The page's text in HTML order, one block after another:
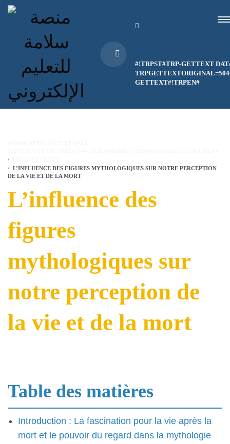
#!TRPST#TRP-GETTEXT
GETTEXT#!TRPEN#
L’INFLUENCE DES FIGURES MYTHOLOGIQUES SUR NOTRE PERCEPTION
DE LA VIE ET DE LA MORT
L’influence des
figures
mythologiques sur
notre perception de
la vie et de la mort
Table des matières
Introduction : La fascination pour la vie après la
mort et le pouvoir du regard dans la mythologie